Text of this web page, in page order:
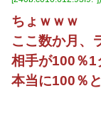
ちょｗｗｗ
ここ数か月、
相手が100％1
本当に100％